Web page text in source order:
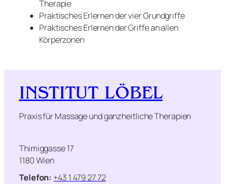
Therapie
Praktisches Erlernen der vier Grundgriffe
Praktisches Erlernen der Griffe an allen
Körperzonen
INSTITUT LÖBEL
Praxis für Massage und ganzheitliche Therapien
Thimiggasse 17
1180 Wien
Telefon: +43 1 479 27 72